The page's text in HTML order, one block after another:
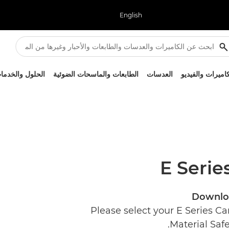
English
والفيديو العدسات الطابعات والماسحات الضوئية الحلول
E
Please select your E Series
Material